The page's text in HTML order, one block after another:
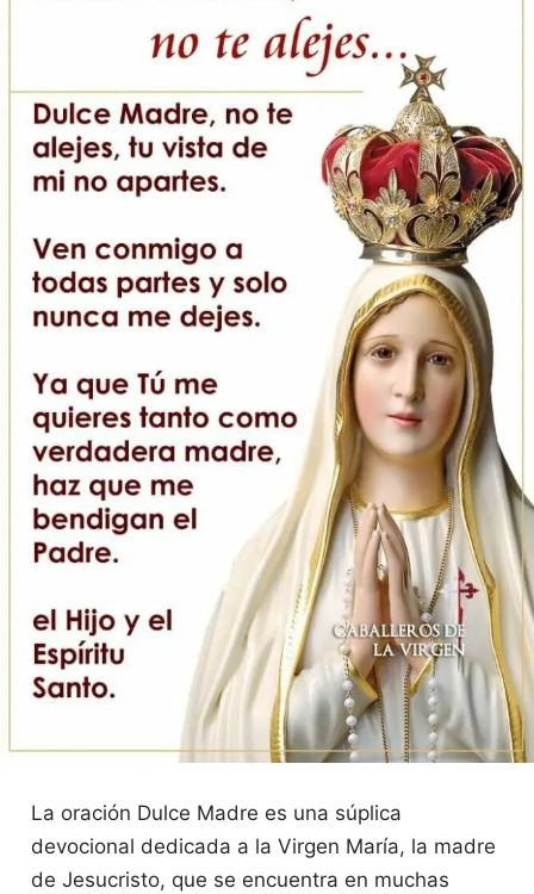
La oración Dulce Madre es una súplica
devocional dedicada a la Virgen María, la madre
de Jesucristo, que se encuentra en muchas